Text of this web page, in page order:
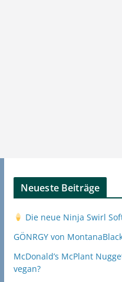
Neueste Beiträge
Die neue Ninja Swirl
GÖNRGY von
McDonald’s McPlant
vegan?